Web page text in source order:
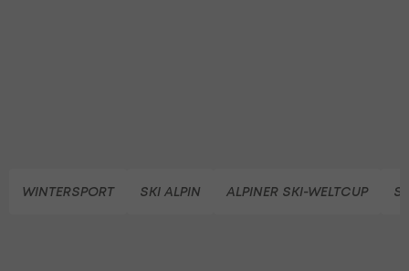
WINTERSPORT SKI ALPIN ALPINER SKI-WELTCUP